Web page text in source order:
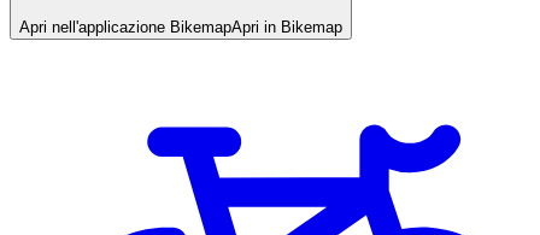
Apri nell'applicazione BikemapApri in Bikemap